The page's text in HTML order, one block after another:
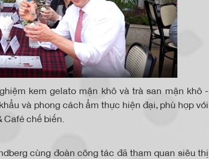
kem gelato mận khô và trà san mận khô -
và phong cách ẩm thực hiện đại, phù hợp với
Café chế biến.
cùng đoàn công tác đã tham quan siêu thị